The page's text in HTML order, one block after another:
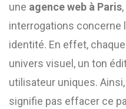
une agence web à Paris
interrogations concerne
identité. En effet,
univers visuel, un ton
utilisateur uniques.
signifie pas effacer ce